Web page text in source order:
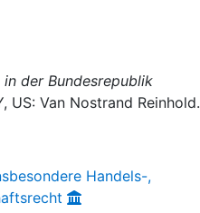
der Bundesrepublik
US: Van Nostrand Reinhold.
Handels-,